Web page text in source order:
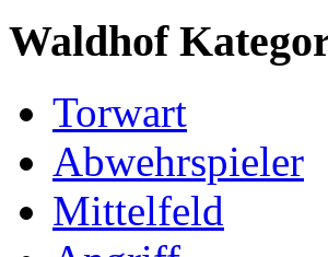
Waldhof
Torwart
Abwehrspieler
Mittelfeld